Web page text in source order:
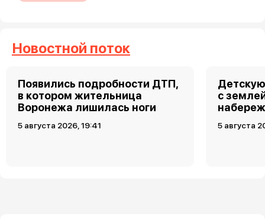
Новостной поток
Появились подробности ДТП,
в котором жительница
Воронежа лишилась ноги
5 августа 2026, 19:41
с
5 августа